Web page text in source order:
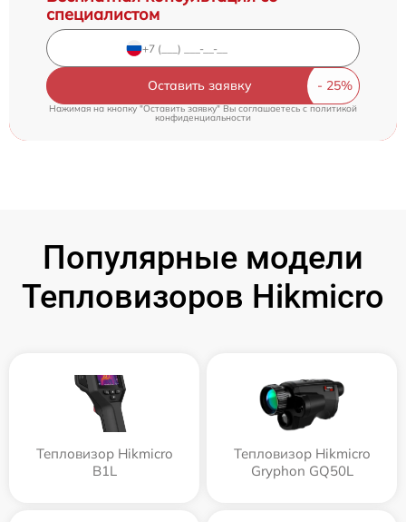
специалистом
Оставить заявку
Нажимая на кнопку "Оставить заявку" Вы соглашаетесь c политикой
конфиденциальности
Популярные модели
Тепловизоров Hikmicro
Тепловизор Hikmicro
B1L
Тепловизор Hikmicro
Gryphon GQ50L